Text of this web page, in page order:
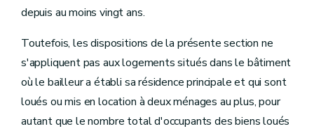
depuis au moins vingt ans.
Toutefois, les dispositions de la présente section ne
s'appliquent pas aux logements situés dans le bâtiment
où le bailleur a établi sa résidence principale et qui sont
loués ou mis en location à deux ménages au plus, pour
autant que le nombre total d'occupants des biens loués